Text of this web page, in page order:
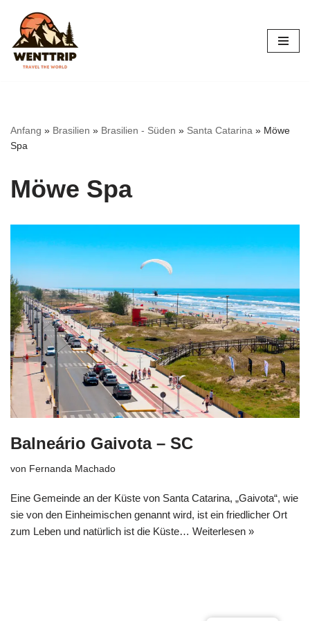
Zum
Inhalt
springen
Anfang » Brasilien » Brasilien - Süden » Santa Catarina » Möwe
Spa
Möwe Spa
Balneário Gaivota – SC
von Fernanda Machado
Eine Gemeinde an der Küste von Santa Catarina, „Gaivota“, wie
sie von den Einheimischen genannt wird, ist ein friedlicher Ort
zum Leben und natürlich ist die Küste… Weiterlesen »